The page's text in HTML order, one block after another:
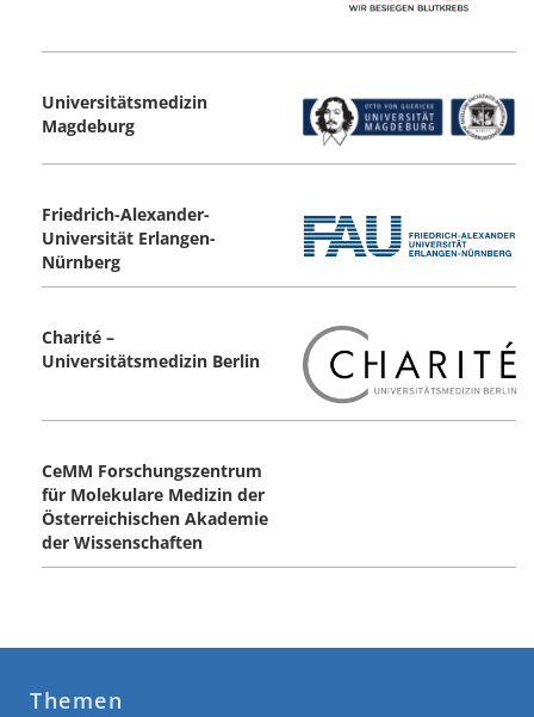
Universitätsmedizin
Magdeburg
Friedrich-Alexander-
Universität Erlangen-
Nürnberg
Charité –
Universitätsmedizin Berlin
CeMM Forschungszentrum
für Molekulare Medizin der
Österreichischen Akademie
der Wissenschaften
Themen